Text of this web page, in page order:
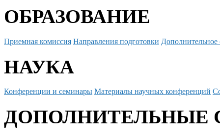
ОБРАЗОВАНИЕ
Приемная комиссия Направления подготовки Дополнительное
НАУКА
Конференции и семинары Материалы научных конференций
ДОПОЛНИТЕЛЬНЫЕ